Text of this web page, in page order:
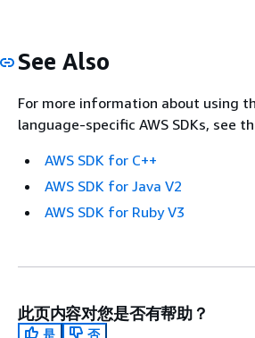
See Also
For more information about using
language-specific AWS SDKs, see
AWS SDK for C++
AWS SDK for Java V2
AWS SDK for Ruby V3
此页内容对您是否有帮助？
是
否